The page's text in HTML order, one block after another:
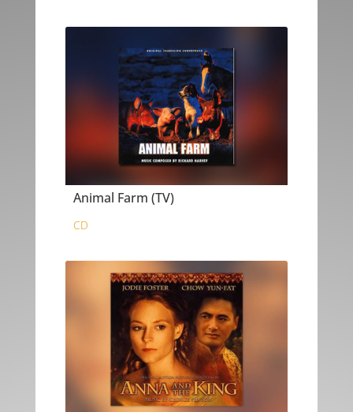
Animal Farm (TV)
CD